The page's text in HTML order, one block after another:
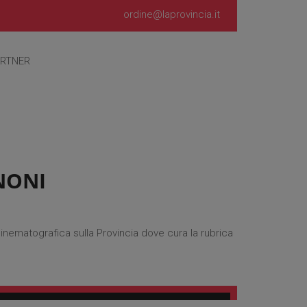
ordine@laprovincia.it
sulla Provincia dove cura la rubrica